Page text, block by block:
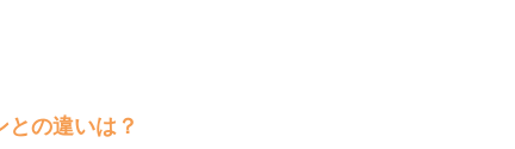
の違いは？